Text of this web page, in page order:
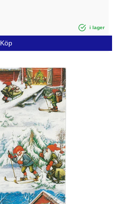
i lager
Köp